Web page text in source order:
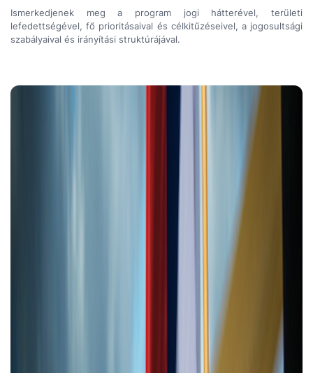
Ismerkedjenek meg a program jogi hátterével, területi
lefedettségével, fő prioritásaival és célkitűzéseivel, a jogosultsági
szabályaival és irányítási struktúrájával.